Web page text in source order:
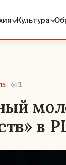
Культура
1
в